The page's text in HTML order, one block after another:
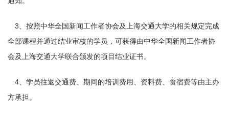
3、按照中华全国新闻工作者协会及上海交通大学的相关规定完成
全部课程并通过结业审核的学员，可获得由中华全国新闻工作者协
会及上海交通大学联合颁发的项目结业证书。
4、学员往返交通费、期间的培训费用、资料费、食宿费等由主办
方承担。